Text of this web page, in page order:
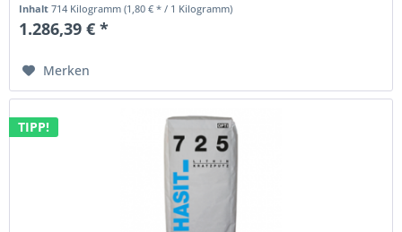
Inhalt714 Kilogramm(1,80 € * / 1 Kilogramm)
1.286,39 € *
Merken
TIPP!